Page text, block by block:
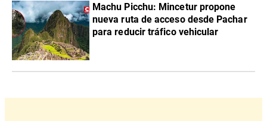
Machu Picchu: Mincetur propone
nueva ruta de acceso desde Pachar
para reducir tráfico vehicular